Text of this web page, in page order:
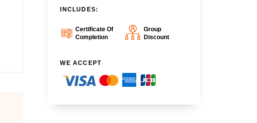
INCLUDES:
Certificate Of
Completion
Group
Discount
WE ACCEPT